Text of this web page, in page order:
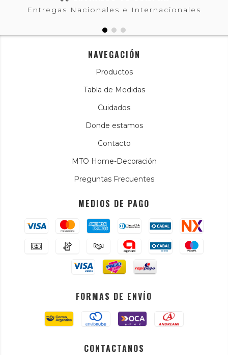
Entregas Nacionales e Internacionales
NAVEGACIÓN
Productos
Tabla de Medidas
Cuidados
Donde estamos
Contacto
MTO Home-Decoración
Preguntas Frecuentes
MEDIOS DE PAGO
FORMAS DE ENVÍO
CONTACTANOS